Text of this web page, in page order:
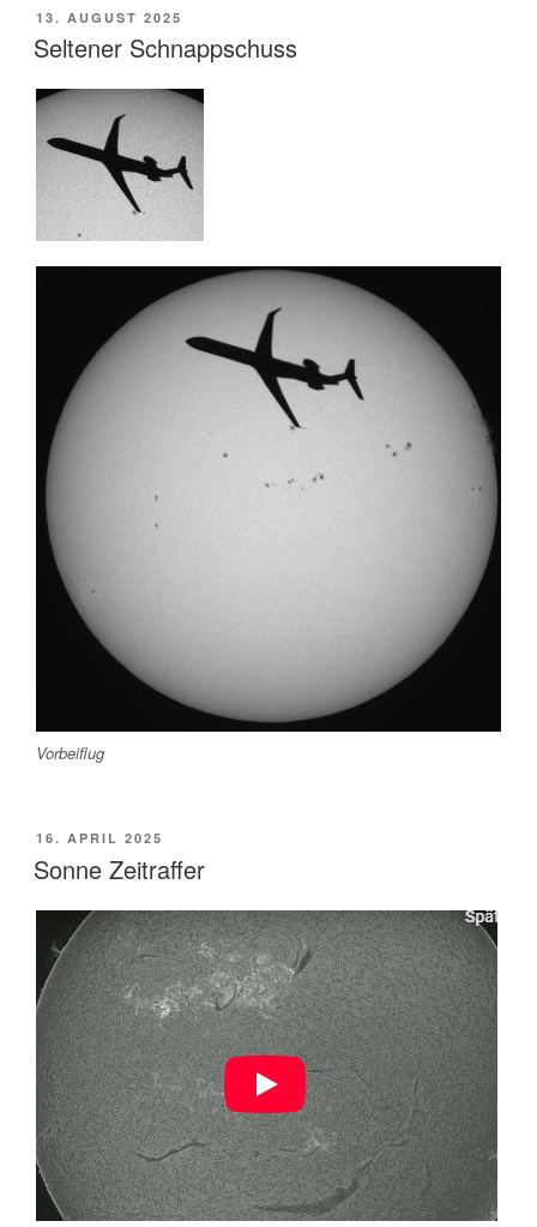
VERÖFFENTLICHT
AM
13. AUGUST 2025
Seltener Schnappschuss
Vorbeiflug
VERÖFFENTLICHT
AM
16. APRIL 2025
Sonne Zeitraffer